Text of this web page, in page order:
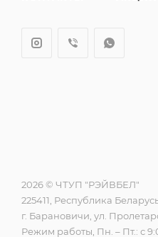
2026 © ЧТУП "РЭЙВБЕЛ"
225411, Республика
г. Барановичи, ул.
Режим работы, Пн. – Пт.: с